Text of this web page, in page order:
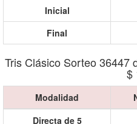
Inicial
Final
Tris Clásico Sorteo 36447
$
Modalidad
Directa de 5